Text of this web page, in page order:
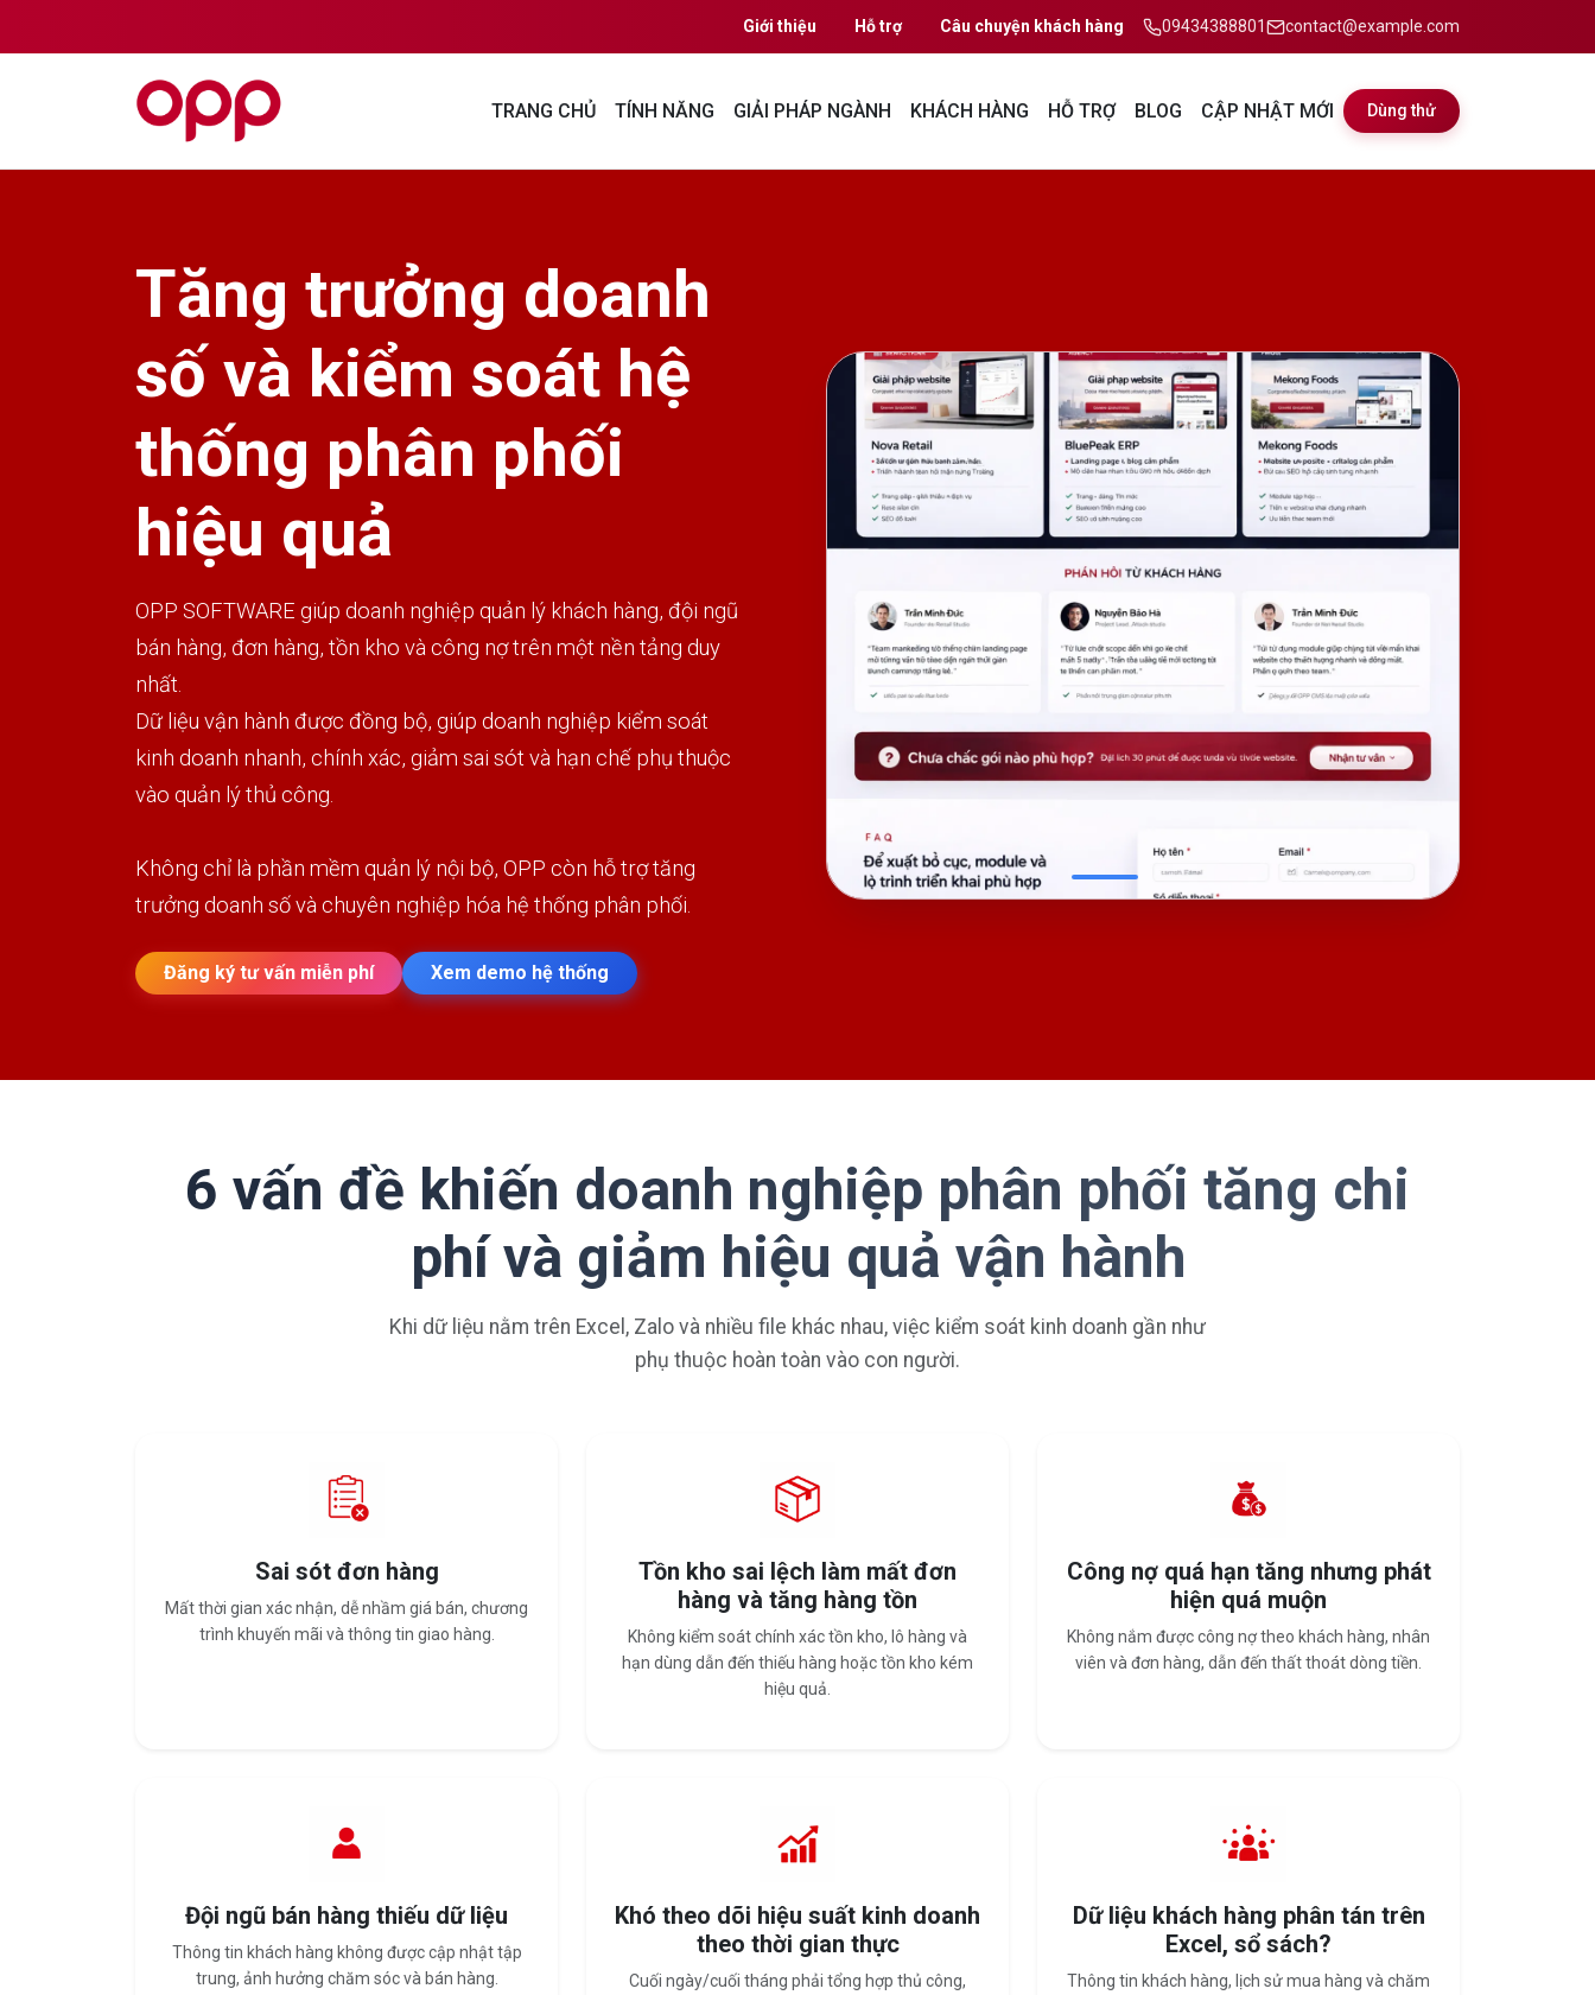
Giới thiệu Hỗ trợ Câu chuyện khách hàng 09434388801 contact@example.com
TRANG CHỦ TÍNH NĂNG GIẢI PHÁP NGÀNH KHÁCH HÀNG HỖ TRỢ BLOG CẬP NHẬT MỚI Dùng thử
Tăng trưởng doanh
số và kiểm soát hệ
thống phân phối
hiệu quả
OPP SOFTWARE giúp doanh nghiệp quản lý khách hàng, đội ngũ
bán hàng, đơn hàng, tồn kho và công nợ trên một nền tảng duy
nhất.
Dữ liệu vận hành được đồng bộ, giúp doanh nghiệp kiểm soát
kinh doanh nhanh, chính xác, giảm sai sót và hạn chế phụ thuộc
vào quản lý thủ công.
Không chỉ là phần mềm quản lý nội bộ, OPP còn hỗ trợ tăng
trưởng doanh số và chuyên nghiệp hóa hệ thống phân phối.
Đăng ký tư vấn miễn phí Xem demo hệ thống
6 vấn đề khiến doanh nghiệp phân phối tăng chi
phí và giảm hiệu quả vận hành
Khi dữ liệu nằm trên Excel, Zalo và nhiều file khác nhau, việc kiểm soát kinh doanh gần như
phụ thuộc hoàn toàn vào con người.
Sai sót đơn hàng
Mất thời gian xác nhận, dễ nhầm giá bán, chương
trình khuyến mãi và thông tin giao hàng.
Tồn kho sai lệch làm mất đơn
hàng và tăng hàng tồn
Không kiểm soát chính xác tồn kho, lô hàng và
hạn dùng dẫn đến thiếu hàng hoặc tồn kho kém
hiệu quả.
Công nợ quá hạn tăng nhưng phát
hiện quá muộn
Không nắm được công nợ theo khách hàng, nhân
viên và đơn hàng, dẫn đến thất thoát dòng tiền.
Đội ngũ bán hàng thiếu dữ liệu
Thông tin khách hàng không được cập nhật tập
trung, ảnh hưởng chăm sóc và bán hàng.
Khó theo dõi hiệu suất kinh doanh
theo thời gian thực
Cuối ngày/cuối tháng phải tổng hợp thủ công,
Dữ liệu khách hàng phân tán trên
Excel, sổ sách?
Thông tin khách hàng, lịch sử mua hàng và chăm